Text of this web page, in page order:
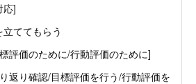
応]
ててもらう
評価のために/行動評価のために]
返り確認/目標評価を行う/行動評価を